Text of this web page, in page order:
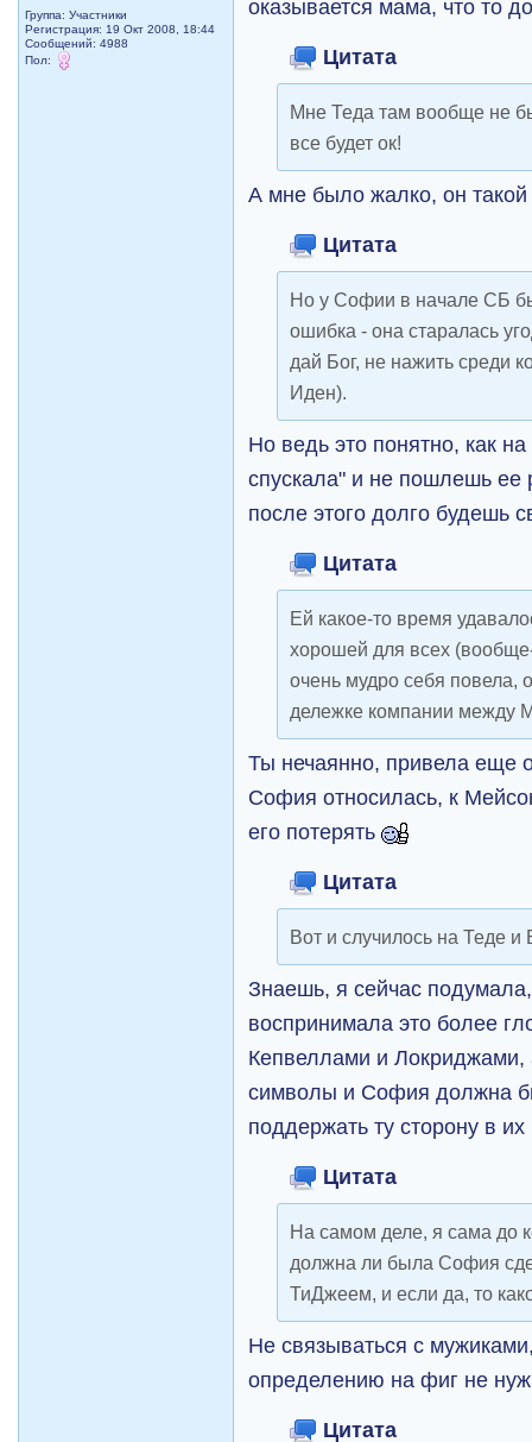
Группа: Участники
Регистрация: 19 Окт 2008, 18:44
Сообщений: 4988
Пол:
оказывается мама, что то
Цитата
Мне Теда там вообще не
все будет ок!
А мне было жалко, он
Цитата
Но у Софии в начале СБ
ошибка - она старалась
дай Бог, не нажить среди
Иден).
Но ведь это понятно, как
спускала" и не пошлешь
после этого долго будешь
Цитата
Ей какое-то время
хорошей для всех
очень мудро себя повела,
дележке компании между
Ты нечаянно, привела еще
София относилась, к
его потерять
Цитата
Вот и случилось на Теде и
Знаешь, я сейчас
воспринимала это более
Кепвеллами и Локриджами,
символы и София должна
поддержать ту сторону в
Цитата
На самом деле, я сама до
должна ли была София
ТиДжеем, и если да, то
Не связываться с
определению на фиг не
Цитата